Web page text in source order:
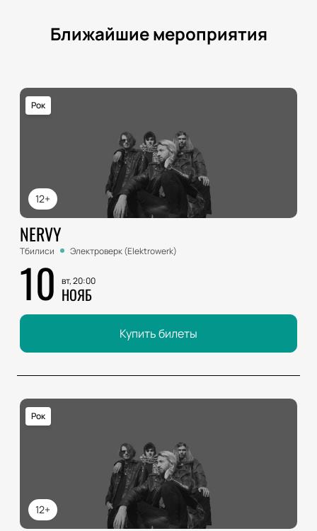
Ближайшие мероприятия
12+
Рок
NERVY
Тбилиси Электроверк (Elektrowerk)
10 вт, 20:00
НОЯБ
Купить билеты
12+
Рок